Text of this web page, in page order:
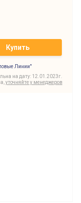
Купить
Линии"
на дату: 12.01.2023г.
уточняйте у менеджеров